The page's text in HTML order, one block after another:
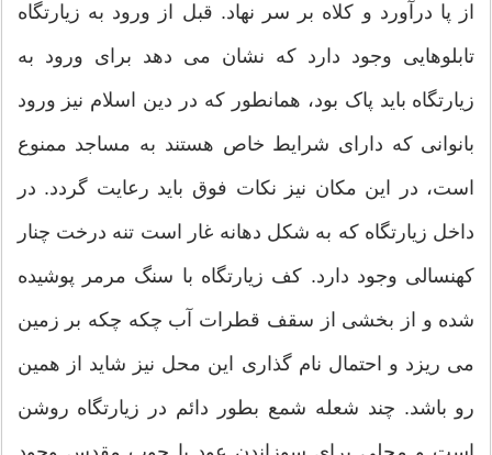
از پا درآورد و کلاه بر سر نهاد. قبل از ورود به زیارتگاه
تابلوهایی وجود دارد که نشان می دهد برای ورود به
زیارتگاه باید پاک بود، همانطور که در دین اسلام نیز ورود
بانوانی که دارای شرایط خاص هستند به مساجد ممنوع
است، در این مکان نیز نکات فوق باید رعایت گردد. در
داخل زیارتگاه که به شکل دهانه غار است تنه درخت چنار
کهنسالی وجود دارد. کف زیارتگاه با سنگ مرمر پوشیده
شده و از بخشی از سقف قطرات آب چکه چکه بر زمین
می ریزد و احتمال نام گذاری این محل نیز شاید از همین
رو باشد. چند شعله شمع بطور دائم در زیارتگاه روشن